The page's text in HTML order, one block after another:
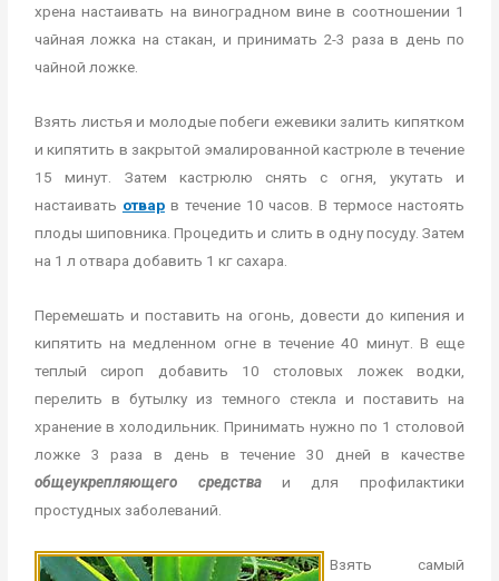
хрена настаивать на виноградном вине в соотношении 1
чайная ложка на стакан, и принимать 2-3 раза в день по
чайной ложке.
Взять листья и молодые побеги ежевики залить кипятком
и кипятить в закрытой эмалированной кастрюле в течение
15 минут. Затем кастрюлю снять с огня, укутать и
настаивать отварв течение 10 часов. В термосе настоять
плоды шиповника. Процедить и слить в одну посуду. Затем
на 1 л отвара добавить 1 кг сахара.
Перемешать и поставить на огонь, довести до кипения и
кипятить на медленном огне в течение 40 минут. В еще
теплый сироп добавить 10 столовых ложек водки,
перелить в бутылку из темного стекла и поставить на
хранение в холодильник. Принимать нужно по 1 столовой
ложке 3 раза в день в течение 30 дней в качестве
общеукрепляющего средстваи для профилактики
простудных заболеваний.
Взять самый